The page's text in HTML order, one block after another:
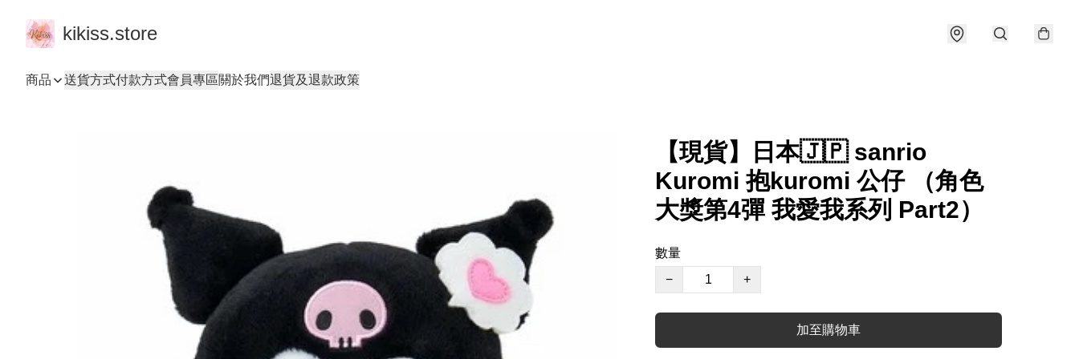
kikiss.store
商品 送貨方式付款方式會員專區關於我們退貨及退款政策
【現貨】日本🇯🇵 sanrio
Kuromi 抱kuromi 公仔 （角色
大獎第4彈 我愛我系列 Part2）
數量
−
+
加至購物車